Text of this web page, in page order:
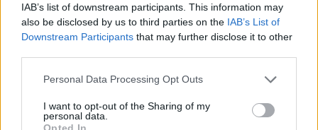
IAB’s list of downstream participants. This information may
also be disclosed by us to third parties on the IAB’s List of
Downstream Participants that may further disclose it to other
Personal Data Processing Opt Outs
I want to opt-out of the Sharing of my
personal data.
Opted In
Eladó adatai
Eladó:
Lalita Fashion Kft.
Telefon: +36-1-239-0394